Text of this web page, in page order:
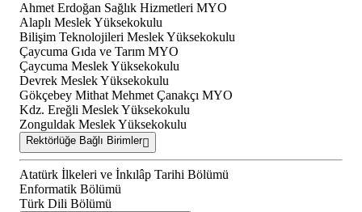
Ahmet Erdoğan Sağlık Hizmetleri MYO
Alaplı Meslek Yüksekokulu
Bilişim Teknolojileri Meslek Yüksekokulu
Çaycuma Gıda ve Tarım MYO
Çaycuma Meslek Yüksekokulu
Devrek Meslek Yüksekokulu
Gökçebey Mithat Mehmet Çanakçı MYO
Kdz. Ereğli Meslek Yüksekokulu
Zonguldak Meslek Yüksekokulu
Rektörlüğe Bağlı Birimler
Atatürk İlkeleri ve İnkılâp Tarihi Bölümü
Enformatik Bölümü
Türk Dili Bölümü